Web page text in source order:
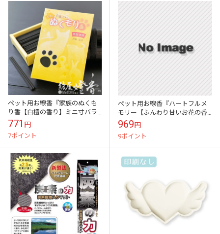
ペット用お線香『家族のぬくも
り香【白檀の香り】ミニ寸バラ
詰[微煙/微香/消臭効果]』梅薫堂
771 円
7ポイント
ペット用お線香『ハートフルメ
モリー【ふんわり甘いお花の香
り】ミニ寸バラ詰[微煙/微香/微
灰]』日本香堂
969円
9ポイント